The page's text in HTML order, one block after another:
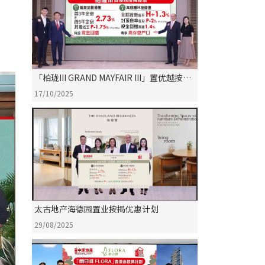
「柏珑III GRAND MAYFAIR III」置优越按揭
优惠计划
17/10/2025
太古地产海德园置业按揭优惠计划
29/08/2025